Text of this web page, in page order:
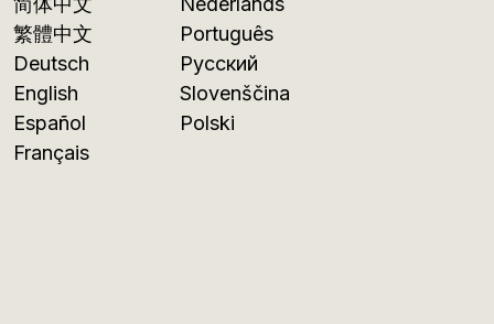
繁體中文
Deutsch
English
Español
Français
Português
Русский
Slovenščina
Polski